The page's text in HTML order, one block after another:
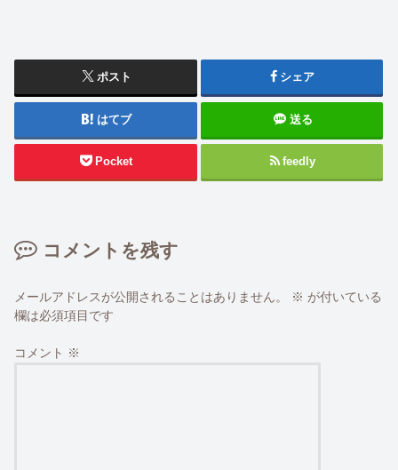
ポスト シェア
はてブ 送る
Pocket feedly
コメントを残す
メールアドレスが公開されることはありません。 ※ が付いている
欄は必須項目です
コメント ※